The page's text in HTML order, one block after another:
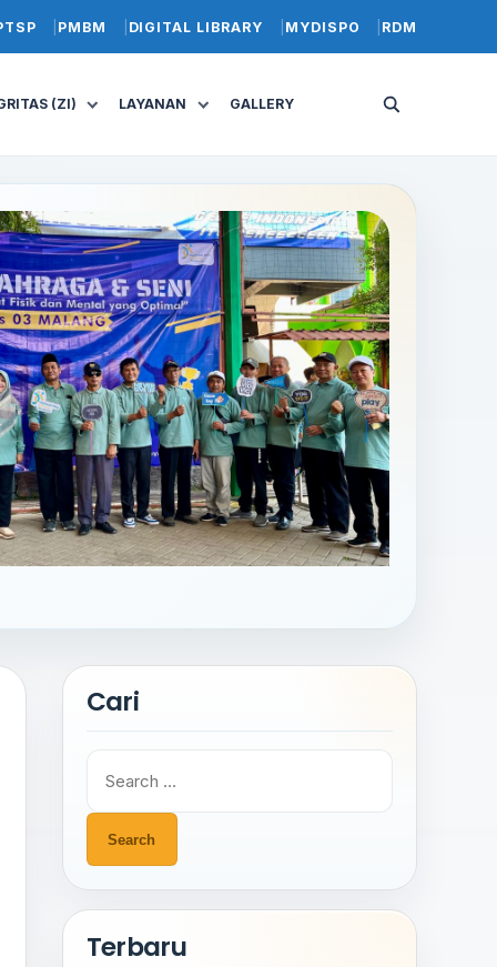
PMBM DIGITAL LIBRARY MYDISPO RDM
(ZI) LAYANAN GALLERY
Buka
Cari
for:
Terbaru